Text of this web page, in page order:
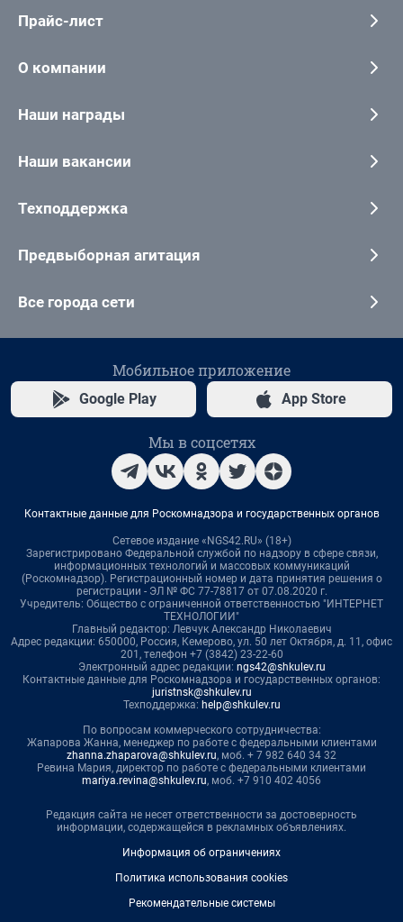
Прайс-лист
О компании
Наши награды
Наши вакансии
Техподдержка
Предвыборная агитация
Все города сети
Мобильное приложение
Google Play App Store
Мы в соцсетях
Контактные данные для Роскомнадзора и государственных органов
Сетевое издание «NGS42.RU» (18+)
Зарегистрировано Федеральной службой по надзору в сфере связи,
информационных технологий и массовых коммуникаций
(Роскомнадзор). Регистрационный номер и дата принятия решения о
регистрации - ЭЛ № ФС 77-78817 от 07.08.2020 г.
Учредитель: Общество с ограниченной ответственностью "ИНТЕРНЕТ
ТЕХНОЛОГИИ"
Главный редактор: Левчук Александр Николаевич
Адрес редакции: 650000, Россия, Кемерово, ул. 50 лет Октября, д. 11, офис
201, телефон +7 (3842) 23-22-60
Электронный адрес редакции: ngs42@shkulev.ru
Контактные данные для Роскомнадзора и государственных органов:
juristnsk@shkulev.ru
Техподдержка: help@shkulev.ru
По вопросам коммерческого сотрудничества:
Жапарова Жанна, менеджер по работе с федеральными клиентами
zhanna.zhaparova@shkulev.ru, моб. + 7 982 640 34 32
Ревина Мария, директор по работе с федеральными клиентами
mariya.revina@shkulev.ru, моб. +7 910 402 4056
Редакция сайта не несет ответственности за достоверность
информации, содержащейся в рекламных объявлениях.
Информация об ограничениях
Политика использования cookies
Рекомендательные системы